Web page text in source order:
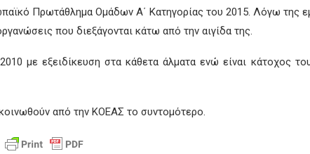
Πρωτάθλημα Ομάδων Α΄ Κατηγορίας του 2015. Λόγω της
που διεξάγονται κάτω από την αιγίδα της.
με εξειδίκευση στα κάθετα άλματα ενώ είναι κάτοχος
από την ΚΟΕΑΣ το συντομότερο.